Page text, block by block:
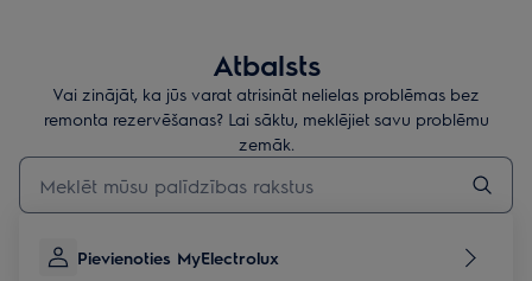
Atbalsts
Vai zinājāt, ka jūs varat atrisināt nelielas problēmas bez
remonta rezervēšanas? Lai sāktu, meklējiet savu problēmu
zemāk.
Rakstiet, lai meklētu rakstus par atbalstu
Pievienoties MyElectrolux